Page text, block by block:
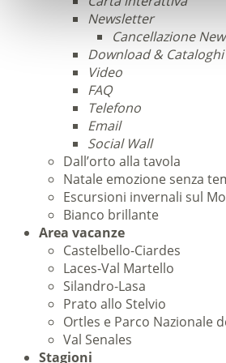
Newsletter
Cancellazione
Download & Cataloghi
Video
FAQ
Telefono
Email
Social Wall
Dall’orto alla tavola
Natale emozione senza
Escursioni invernali sul
Bianco brillante
Area vacanze
Castelbello-Ciardes
Laces-Val Martello
Silandro-Lasa
Prato allo Stelvio
Ortles e Parco Nazionale
Val Senales
Stagioni